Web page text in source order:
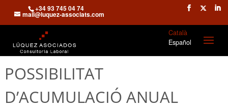
+34 93 745 04 74
mail@luquez-associats.com
Català
Español
POSSIBILITAT
D’ACUMULACIÓ ANUAL